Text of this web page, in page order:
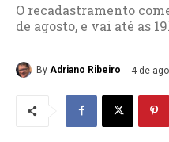
O recadastramento
de agosto, e vai até as
By Adriano Ribeiro 4 de